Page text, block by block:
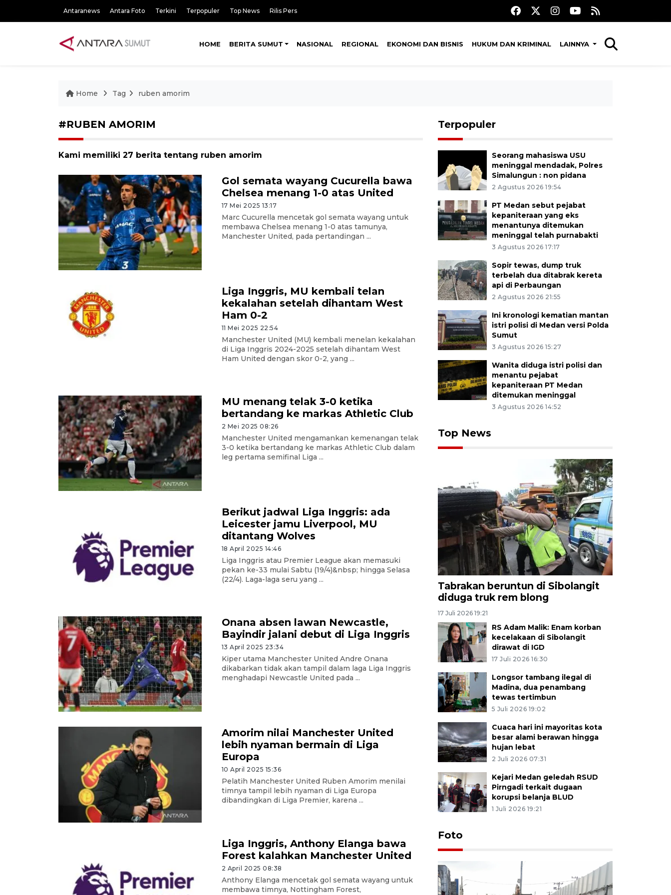
Antaranews Antara Foto Terkini Terpopuler Top News Rilis Pers
HOME BERITA SUMUT NASIONAL REGIONAL EKONOMI DAN BISNIS HUKUM DAN KRIMINAL LAINNYA
Home Tag ruben amorim
#RUBEN AMORIM
Kami memiliki 27 berita tentang ruben amorim
Gol semata wayang Cucurella bawa
Chelsea menang 1-0 atas United
17 Mei 2025 13:17
Marc Cucurella mencetak gol semata wayang untuk
membawa Chelsea menang 1-0 atas tamunya,
Manchester United, pada pertandingan ...
Liga Inggris, MU kembali telan
kekalahan setelah dihantam West
Ham 0-2
11 Mei 2025 22:54
Manchester United (MU) kembali menelan kekalahan
di Liga Inggris 2024-2025 setelah dihantam West
Ham United dengan skor 0-2, yang ...
MU menang telak 3-0 ketika
bertandang ke markas Athletic Club
2 Mei 2025 08:26
Manchester United mengamankan kemenangan telak
3-0 ketika bertandang ke markas Athletic Club dalam
leg pertama semifinal Liga ...
Berikut jadwal Liga Inggris: ada
Leicester jamu Liverpool, MU
ditantang Wolves
18 April 2025 14:46
Liga Inggris atau Premier League akan memasuki
pekan ke-33 mulai Sabtu (19/4)&nbsp; hingga Selasa
(22/4). Laga-laga seru yang ...
Onana absen lawan Newcastle,
Bayindir jalani debut di Liga Inggris
13 April 2025 23:34
Kiper utama Manchester United Andre Onana
dikabarkan tidak akan tampil dalam laga Liga Inggris
menghadapi Newcastle United pada ...
Amorim nilai Manchester United
lebih nyaman bermain di Liga
Europa
10 April 2025 15:36
Pelatih Manchester United Ruben Amorim menilai
timnya tampil lebih nyaman di Liga Europa
dibandingkan di Liga Premier, karena ...
Liga Inggris, Anthony Elanga bawa
Forest kalahkan Manchester United
2 April 2025 08:38
Anthony Elanga mencetak gol semata wayang untuk
membawa timnya, Nottingham Forest,
Terpopuler
Seorang mahasiswa USU
meninggal mendadak, Polres
Simalungun : non pidana
2 Agustus 2026 19:54
PT Medan sebut pejabat
kepaniteraan yang eks
menantunya ditemukan
meninggal telah purnabakti
3 Agustus 2026 17:17
Sopir tewas, dump truk
terbelah dua ditabrak kereta
api di Perbaungan
2 Agustus 2026 21:55
Ini kronologi kematian mantan
istri polisi di Medan versi Polda
Sumut
3 Agustus 2026 15:27
Wanita diduga istri polisi dan
menantu pejabat
kepaniteraan PT Medan
ditemukan meninggal
3 Agustus 2026 14:52
Top News
Tabrakan beruntun di Sibolangit
diduga truk rem blong
17 Juli 2026 19:21
RS Adam Malik: Enam korban
kecelakaan di Sibolangit
dirawat di IGD
17 Juli 2026 16:30
Longsor tambang ilegal di
Madina, dua penambang
tewas tertimbun
5 Juli 2026 19:02
Cuaca hari ini mayoritas kota
besar alami berawan hingga
hujan lebat
2 Juli 2026 07:31
Kejari Medan geledah RSUD
Pirngadi terkait dugaan
korupsi belanja BLUD
1 Juli 2026 19:21
Foto